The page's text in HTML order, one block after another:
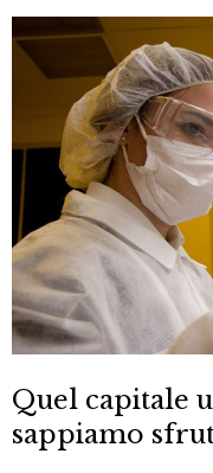
Quel capitale
sappiamo